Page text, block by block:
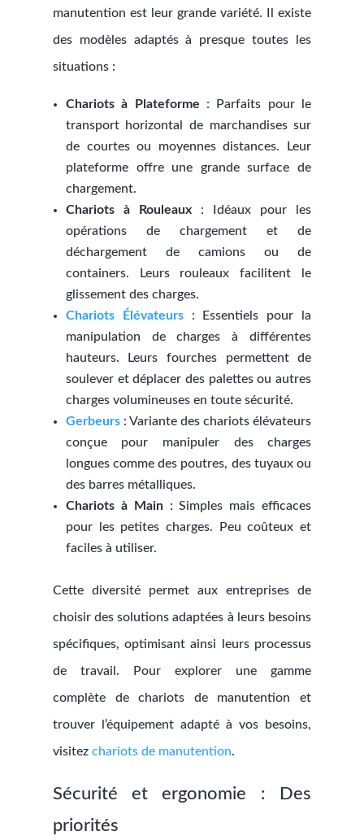
manutention est leur grande variété. Il existe
des modèles adaptés à presque toutes les
situations :
Chariots à Plateforme : Parfaits pour le
transport horizontal de marchandises sur
de courtes ou moyennes distances. Leur
plateforme offre une grande surface de
chargement.
Chariots à Rouleaux: Idéaux pour les
opérations de chargement et de
déchargement de camions ou de
containers. Leurs rouleaux facilitent le
glissement des charges.
Chariots Élévateurs: Essentiels pour la
manipulation de charges à différentes
hauteurs. Leurs fourches permettent de
soulever et déplacer des palettes ou autres
charges volumineuses en toute sécurité.
Gerbeurs: Variante des chariots élévateurs
conçue pour manipuler des charges
longues comme des poutres, des tuyaux ou
des barres métalliques.
Chariots à Main: Simples mais efficaces
pour les petites charges. Peu coûteux et
faciles à utiliser.
Cette diversité permet aux entreprises de
choisir des solutions adaptées à leurs besoins
spécifiques, optimisant ainsi leurs processus
de travail. Pour explorer une gamme
complète de chariots de manutention et
trouver l’équipement adapté à vos besoins,
visitez chariots de manutention.
Sécurité et ergonomie : Des
priorités